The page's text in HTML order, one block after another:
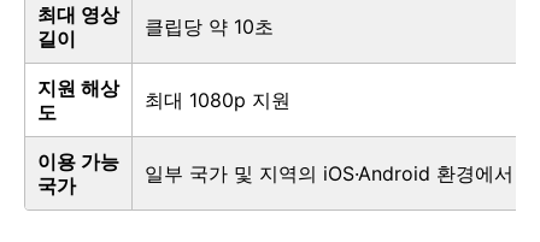
최대 영상
길이
클립당 약 10초
지원 해상
도
최대 1080p 지원
이용 가능
국가
일부 국가 및 지역의 iOS·Android 환경에서